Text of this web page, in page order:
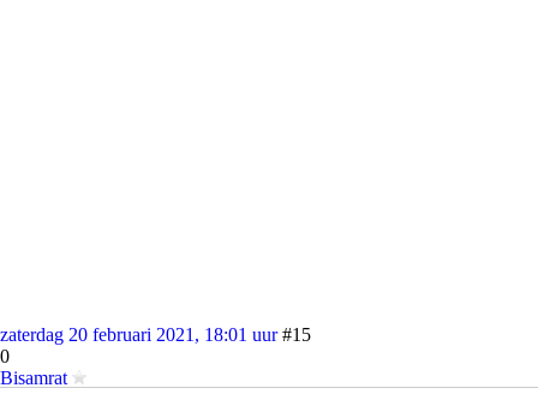
zaterdag 20 februari 2021, 18:01 uur #15
0
Bisamrat